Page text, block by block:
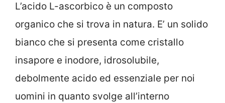
L’acido L-ascorbico è un composto
organico che si trova in natura. E’ un solido
bianco che si presenta come cristallo
insapore e inodore, idrosolubile,
debolmente acido ed essenziale per noi
uomini in quanto svolge all’interno